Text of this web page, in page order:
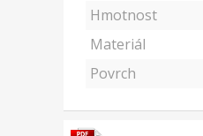
Hmotnost
Materiál
Povrch